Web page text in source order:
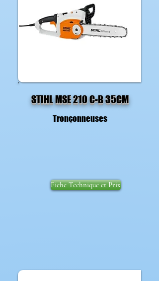
STIHL MSE 210 C-B 35CM
Tronçonneuses
Fiche Technique et Prix